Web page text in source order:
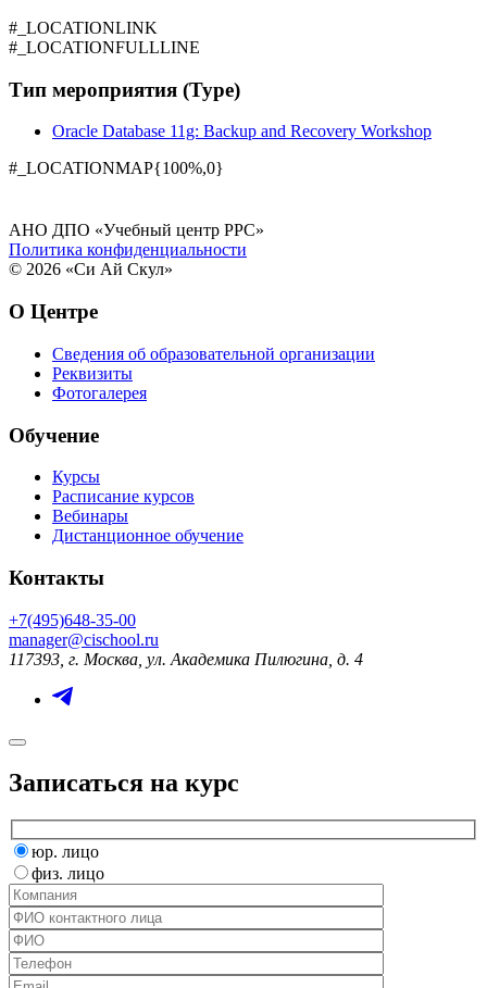
#_LOCATIONLINK
#_LOCATIONFULLLINE
Тип мероприятия (Type)
Oracle Database 11g: Backup and Recovery Workshop
#_LOCATIONMAP{100%,0}
АНО ДПО «Учебный центр РРС»
Политика конфиденциальности
© 2026 «Си Ай Скул»
О Центре
Сведения об образовательной организации
Реквизиты
Фотогалерея
Обучение
Курсы
Расписание курсов
Вебинары
Дистанционное обучение
Контакты
+7(495)648-35-00
manager@cischool.ru
117393, г. Москва, ул. Академика Пилюгина, д. 4
Записаться на курс
юр. лицо
физ. лицо